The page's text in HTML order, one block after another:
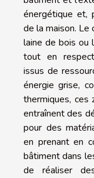
énergétique et,
de la maison. Le
laine de bois ou
tout en
issus de
énergie grise,
thermiques, ces
entraînent des
pour des
en prenant en
bâtiment dans
de réaliser